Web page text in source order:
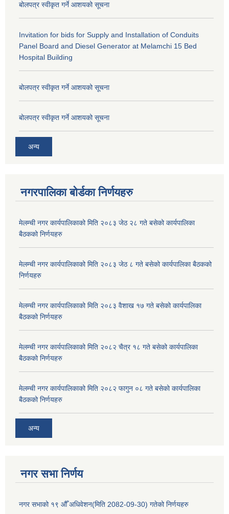
बोलपत्र स्वीकृत गर्ने आशयको सूचना
Invitation for bids for Supply and Installation of Conduits
Panel Board and Diesel Generator at Melamchi 15 Bed
Hospital Building
बोलपत्र स्वीकृत गर्ने आशयको सूचना
बोलपत्र स्वीकृत गर्ने आशयको सूचना
अन्य
नगरपालिका बोर्डका निर्णयहरु
मेलम्ची नगर कार्यपालिकाको मिति २०८३ जेठ २८ गते बसेको कार्यपालिका
बैठकको निर्णयहरु
मेलम्ची नगर कार्यपालिकाको मिति २०८३ जेठ ८ गते बसेको कार्यपालिका बैठकको
निर्णयहरु
मेलम्ची नगर कार्यपालिकाको मिति २०८३ वैशाख १७ गते बसेको कार्यपालिका
बैठकको निर्णयहरु
मेलम्ची नगर कार्यपालिकाको मिति २०८२ चैत्र १८ गते बसेको कार्यपालिका
बैठकको निर्णयहरु
मेलम्ची नगर कार्यपालिकाको मिति २०८२ फागुन ०८ गते बसेको कार्यपालिका
बैठकको निर्णयहरु
अन्य
नगर सभा निर्णय
नगर सभाको १९ औँ अधिवेशन(मिति 2082-09-30) गतेको निर्णयहरु